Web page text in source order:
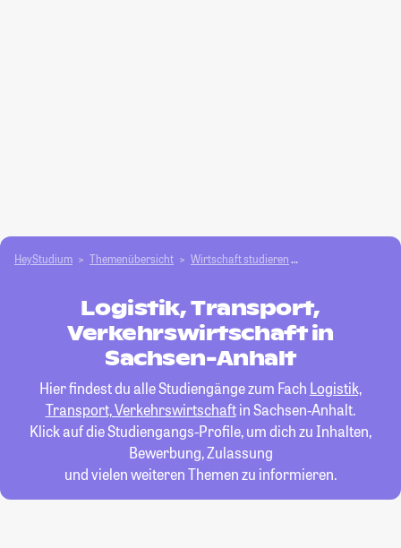
HeyStudium Themenübersicht Wirtschaft studieren
Logistik, Transport,
Verkehrswirtschaft in
Sachsen-Anhalt
Hier findest du alle Studiengänge zum Fach Logistik,
Transport, Verkehrswirtschaftin Sachsen-Anhalt.
Klick auf die Studiengangs-Profile, um dich zu Inhalten,
Bewerbung, Zulassung
und vielen weiteren Themen zu informieren.